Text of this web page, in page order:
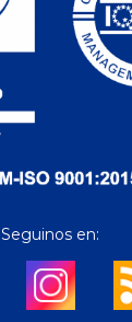
Seguinos en: